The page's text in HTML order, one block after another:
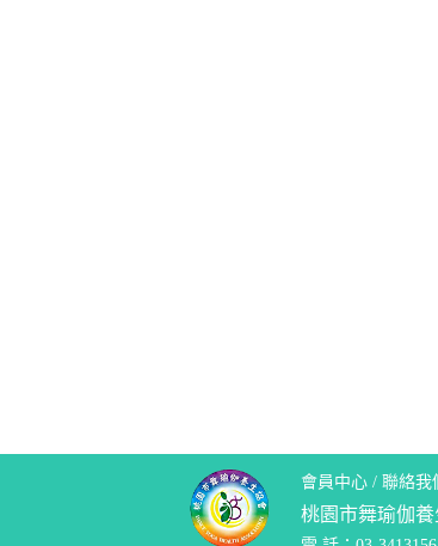
會員中心 / 聯絡我
桃園市舞瑜伽